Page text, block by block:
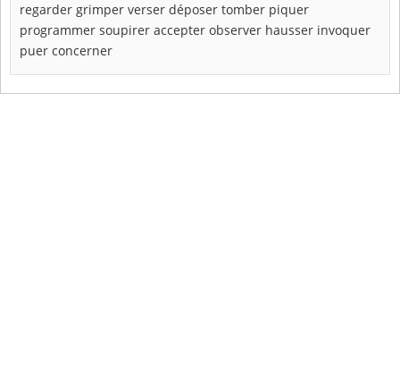
regarder grimper verser déposer tomber piquer
programmer soupirer accepter observer hausser invoquer
puer concerner